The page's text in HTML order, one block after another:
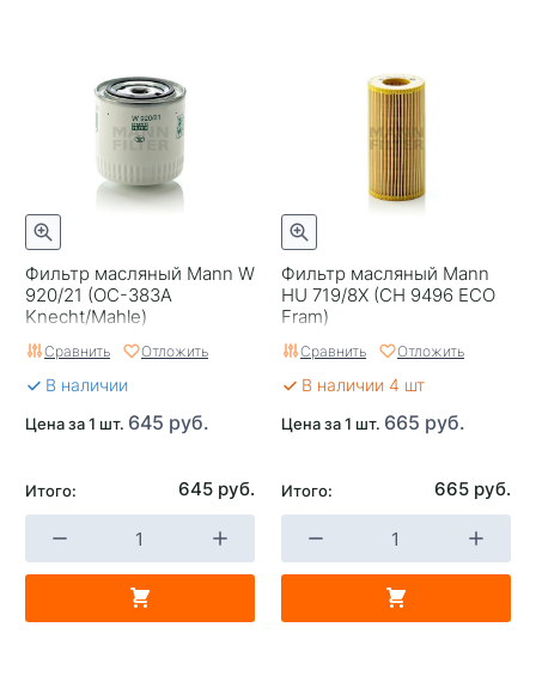
Фильтр масляный Mann W
920/21 (OC-383A
Knecht/Mahle)
Сравнить Отложить
В наличии
Цена за 1 шт. 645 руб.
Итого: 645 руб.
Фильтр масляный Mann
HU 719/8X (CH 9496 ECO
Fram)
Сравнить Отложить
В наличии 4 шт
Цена за 1 шт. 665 руб.
Итого: 665 руб.